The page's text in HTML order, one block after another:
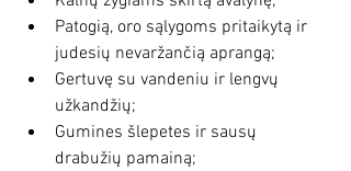
Patogią, oro sąlygoms pritaikytą ir
judesių nevaržančią aprangą;
Gertuvę su vandeniu ir lengvų
užkandžių;
Gumines šlepetes ir sausų
drabužių pamainą;